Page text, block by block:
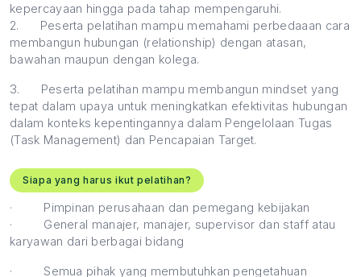
kepercayaan hingga pada tahap mempengaruhi.
2.
Peserta pelatihan mampu memahami perbedaaan cara
membangun hubungan (relationship) dengan atasan,
bawahan maupun dengan kolega.
3.
Peserta pelatihan mampu membangun mindset yang
tepat dalam upaya untuk meningkatkan efektivitas hubungan
dalam konteks kepentingannya dalam Pengelolaan Tugas
(Task Management) dan Pencapaian Target.
Siapa yang harus ikut pelatihan?
·
Pimpinan perusahaan dan pemegang kebijakan
·
General manajer, manajer, supervisor dan staff atau
karyawan dari berbagai bidang
·
Semua pihak yang membutuhkan pengetahuan